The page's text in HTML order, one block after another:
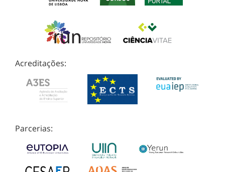
Acreditações:
Parcerias: